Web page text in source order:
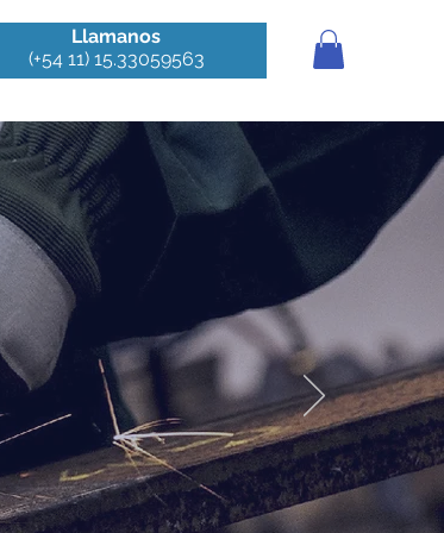
Llamanos
(+54 11) 15.33059563